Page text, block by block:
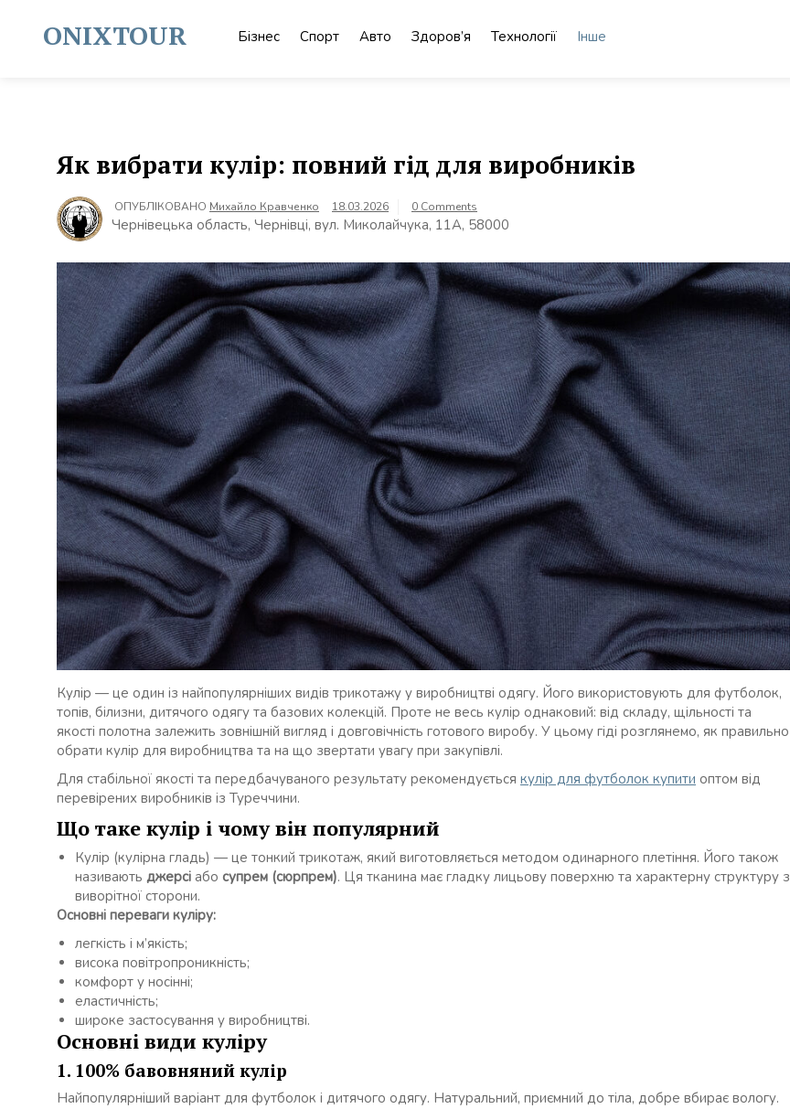
contentONIXTOUR Бізнес Спорт Авто Здоров’я Технології Інше
Як вибрати кулір: повний гід для виробників
ОПУБЛІКОВАНО Михайло Кравченко 18.03.2026 0 Comments
Чернівецька область, Чернівці, вул. Миколайчука, 11А, 58000
Кулір — це один із найпопулярніших видів трикотажу у виробництві одягу. Його використовують для футболок,
топів, білизни, дитячого одягу та базових колекцій. Проте не весь кулір однаковий: від складу, щільності та
якості полотна залежить зовнішній вигляд і довговічність готового виробу. У цьому гіді розглянемо, як правильно
обрати кулір для виробництва та на що звертати увагу при закупівлі.
Для стабільної якості та передбачуваного результату рекомендується кулір для футболок купити оптом від
перевірених виробників із Туреччини.
Що таке кулір і чому він популярний
Кулір (кулірна гладь) — це тонкий трикотаж, який виготовляється методом одинарного плетіння. Його також
називають джерсі або супрем (сюрпрем). Ця тканина має гладку лицьову поверхню та характерну структуру з
виворітної сторони.
Основні переваги куліру:
легкість і м’якість;
висока повітропроникність;
комфорт у носінні;
еластичність;
широке застосування у виробництві.
Основні види куліру
1. 100% бавовняний кулір
Найпопулярніший варіант для футболок і дитячого одягу. Натуральний, приємний до тіла, добре вбирає вологу.